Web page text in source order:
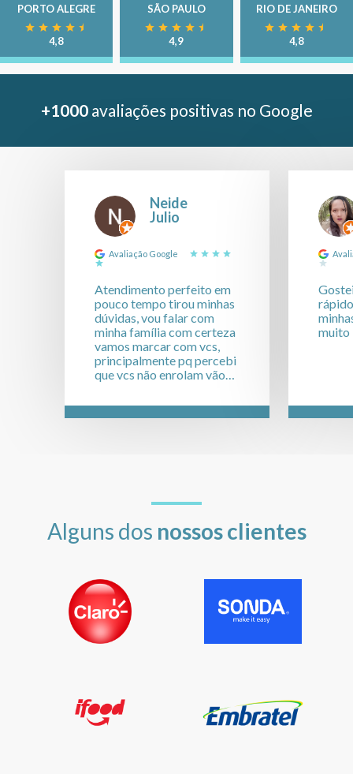
PORTO ALEGRE
4,8
SÃO PAULO
4,9
RIO DE JANEIRO
4,8
+1000avaliações positivas no Google
Neide
Julio
Avaliação Google
Atendimento perfeito em
pouco tempo tirou minhas
dúvidas, vou falar com
minha família com certeza
vamos marcar com vcs,
principalmente pq percebi
que vcs não enrolam vão
fazem ninguém perder
tempo, falei com outras
muito
Alguns dos nossos clientes